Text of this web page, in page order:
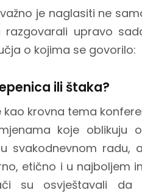
je naglasiti ne
upravo
o kojima se govorilo:
ili štaka?
krovna tema
koje oblikuju
svakodnevnom radu,
etično i u najboljem
su osvještavali da